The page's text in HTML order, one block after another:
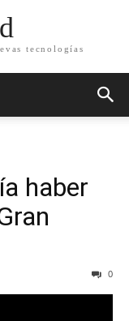
tecnologías
haber
0